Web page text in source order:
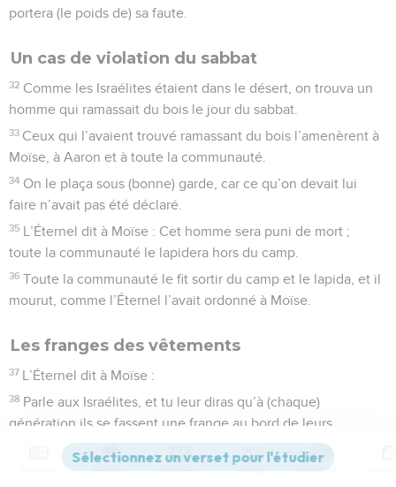
portera (le poids de) sa faute.
Un cas de violation du sabbat
32 Comme les Israélites étaient dans le désert, on trouva un
homme qui ramassait du bois le jour du sabbat.
33 Ceux qui l’avaient trouvé ramassant du bois l’amenèrent à
Moïse, à Aaron et à toute la communauté.
34 On le plaça sous (bonne) garde, car ce qu’on devait lui
faire n’avait pas été déclaré.
35 L’Éternel dit à Moïse : Cet homme sera puni de mort ;
toute la communauté le lapidera hors du camp.
36 Toute la communauté le fit sortir du camp et le lapida, et il
mourut, comme l’Éternel l’avait ordonné à Moïse.
Les franges des vêtements
37 L’Éternel dit à Moïse :
38 Parle aux Israélites, et tu leur diras qu’à (chaque)
génération ils se fassent une frange au bord de leurs
vêtements, et qu’ils mettent un cordon violet sur cette
frange du bord (de leurs vêtements).
Versions Commentaires Strong